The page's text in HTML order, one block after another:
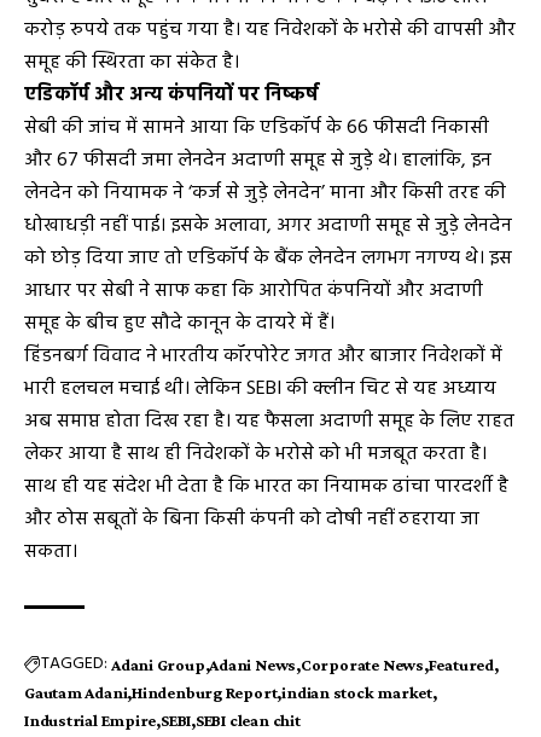
करोड़ रुपये तक पहुंच गया है। यह निवेशकों के भरोसे की वापसी और
समूह की स्थिरता का संकेत है।
एडिकॉर्प और अन्य कंपनियों पर निष्कर्ष
सेबी की जांच में सामने आया कि एडिकॉर्प के 66 फीसदी निकासी
और 67 फीसदी जमा लेनदेन अदाणी समूह से जुड़े थे। हालांकि, इन
लेनदेन को नियामक ने ‘कर्ज से जुड़े लेनदेन’ माना और किसी तरह की
धोखाधड़ी नहीं पाई। इसके अलावा, अगर अदाणी समूह से जुड़े लेनदेन
को छोड़ दिया जाए तो एडिकॉर्प के बैंक लेनदेन लगभग नगण्य थे। इस
आधार पर सेबी ने साफ कहा कि आरोपित कंपनियों और अदाणी
समूह के बीच हुए सौदे कानून के दायरे में हैं।
हिंडनबर्ग विवाद ने भारतीय कॉरपोरेट जगत और बाजार निवेशकों में
भारी हलचल मचाई थी। लेकिन SEBI की क्लीन चिट से यह अध्याय
अब समाप्त होता दिख रहा है। यह फैसला अदाणी समूह के लिए राहत
लेकर आया है साथ ही निवेशकों के भरोसे को भी मजबूत करता है।
साथ ही यह संदेश भी देता है कि भारत का नियामक ढांचा पारदर्शी है
और ठोस सबूतों के बिना किसी कंपनी को दोषी नहीं ठहराया जा
सकता।
TAGGED: Adani Group Adani News Corporate News Featured
Gautam Adani Hindenburg Report indian stock market
Industrial Empire SEBI SEBI clean chit